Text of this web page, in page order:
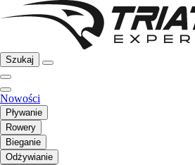
Szukaj
Nowości
Pływanie
Rowery
Bieganie
Odżywianie